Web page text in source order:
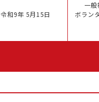
令和9年 5月15日
一般
ボラン